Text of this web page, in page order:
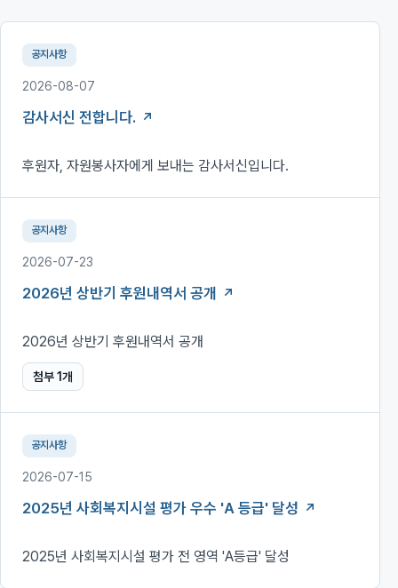
공지사항
2026-08-07
감사서신 전합니다.
후원자, 자원봉사자에게 보내는 감사서신입니다.
공지사항
2026-07-23
2026년 상반기 후원내역서 공개
2026년 상반기 후원내역서 공개
첨부1개
공지사항
2026-07-15
2025년 사회복지시설 평가 우수 'A 등급' 달성
2025년 사회복지시설 평가 전 영역 'A등급' 달성